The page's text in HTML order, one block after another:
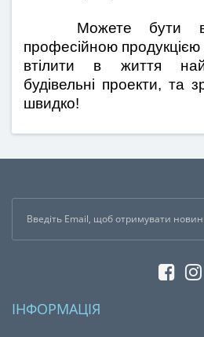
Можете бути
професійною
втілити в життя
будівельні проекти, та
швидко!
ІНФОРМАЦІЯ